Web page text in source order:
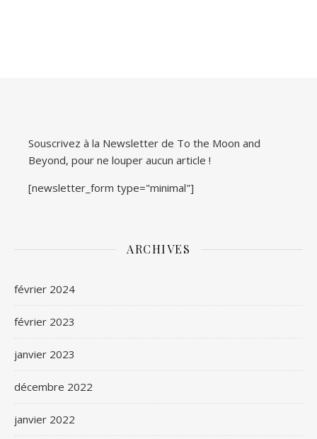
Souscrivez à la Newsletter de To the Moon and
Beyond, pour ne louper aucun article !
[newsletter_form type="minimal"]
ARCHIVES
février 2024
février 2023
janvier 2023
décembre 2022
janvier 2022